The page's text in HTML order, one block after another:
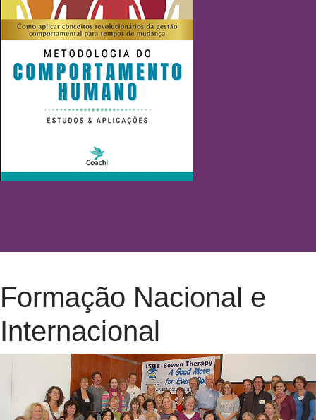
Formação Nacional e
Internacional